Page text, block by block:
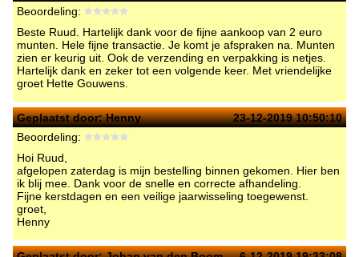
Beoordeling:
Beste Ruud. Hartelijk dank voor de fijne aankoop van 2 euro
munten. Hele fijne transactie. Je komt je afspraken na. Munten
zien er keurig uit. Ook de verzending en verpakking is netjes.
Hartelijk dank en zeker tot een volgende keer. Met vriendelijke
groet Hette Gouwens.
Geplaatst door:Henny
23-12-2019 10:50:10
Beoordeling:
Hoi Ruud,
afgelopen zaterdag is mijn bestelling binnen gekomen. Hier ben
ik blij mee. Dank voor de snelle en correcte afhandeling.
Fijne kerstdagen en een veilige jaarwisseling toegewenst.
groet,
Henny